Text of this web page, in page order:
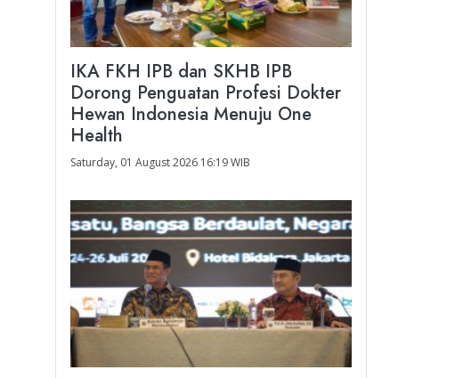
IKA FKH IPB dan SKHB IPB
Dorong Penguatan Profesi Dokter
Hewan Indonesia Menuju One
Health
Saturday, 01 August 2026 16:19 WIB